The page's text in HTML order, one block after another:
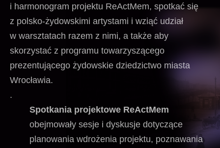
i harmonogram projektu ReActMem, spotkać się
z polsko-żydowskimi artystami i wziąć udział
w warsztatach razem z nimi, a także aby
skorzystać z programu towarzyszącego
prezentującego żydowskie dziedzictwo miasta
Wrocławia.
.
Spotkania projektowe ReActMem
obejmowały sesje i dyskusje dotyczące
planowania wdrożenia projektu, poznawania